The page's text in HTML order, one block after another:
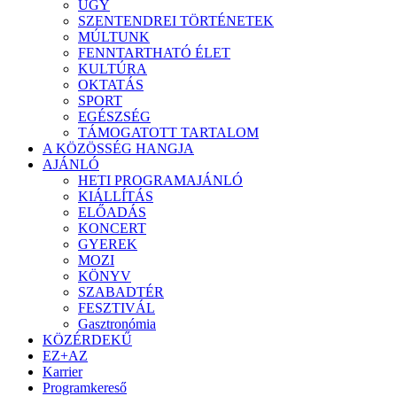
ÜGY
SZENTENDREI TÖRTÉNETEK
MÚLTUNK
FENNTARTHATÓ ÉLET
KULTÚRA
OKTATÁS
SPORT
EGÉSZSÉG
TÁMOGATOTT TARTALOM
A KÖZÖSSÉG HANGJA
AJÁNLÓ
HETI PROGRAMAJÁNLÓ
KIÁLLÍTÁS
ELŐADÁS
KONCERT
GYEREK
MOZI
KÖNYV
SZABADTÉR
FESZTIVÁL
Gasztronómia
KÖZÉRDEKŰ
EZ+AZ
Karrier
Programkereső